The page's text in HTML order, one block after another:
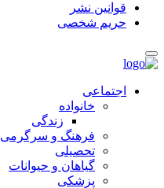
قوانین نشر
حریم شخصی
اجتماعی
خانواده
زندگی
فرهنگ و سرگرمی
تحصیلی
گیاهان و حیوانات
پزشکی